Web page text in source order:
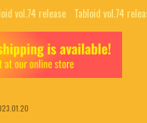
release⠀Tabloid vol.74
GUIDE